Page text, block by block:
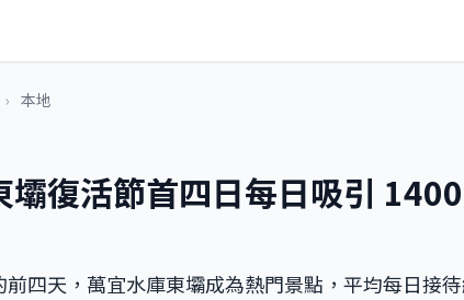
› 本地
壩復活節首四日每日吸引
四天，萬宜水庫東壩成為熱門景點，平均每日接